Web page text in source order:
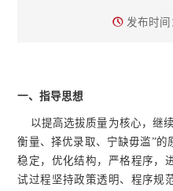
发布时
一、指导思想
以提高选拔质量为核心，继
衡量、择优录取、宁缺毋滥”
稳定，优化结构，严格程序，
试过程坚持政策透明、程序规